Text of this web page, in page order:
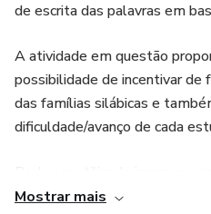
de escrita das palavras em
A atividade em questão
possibilidade de incentivar de
das famílias silábicas e
dificuldade/avanço de cada
colagem no caderno de cada
Mostrar mais